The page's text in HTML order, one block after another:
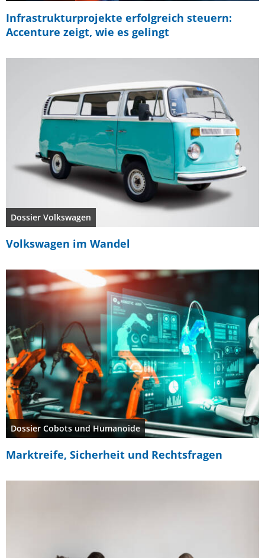
Infrastrukturprojekte erfolgreich steuern:
Accenture zeigt, wie es gelingt
Dossier Volkswagen
Volkswagen im Wandel
Dossier Cobots und Humanoide
Marktreife, Sicherheit und Rechtsfragen